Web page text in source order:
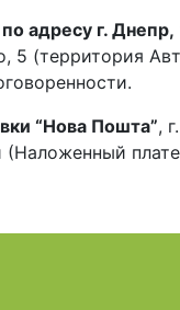
по адресу г. Днепр,
5 (территория
“Нова Пошта”,
(Наложенный